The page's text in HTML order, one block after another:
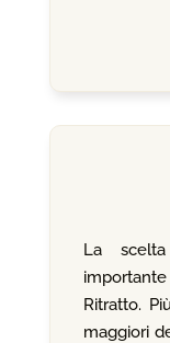
La
Ritratto.
maggiori